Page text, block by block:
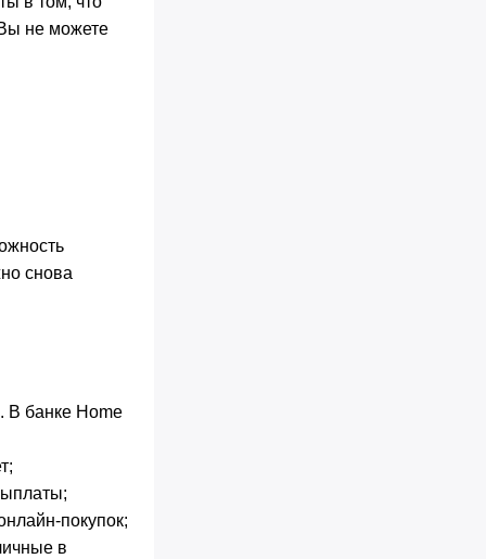
не можете
снова
В банке Home
покупок;
в